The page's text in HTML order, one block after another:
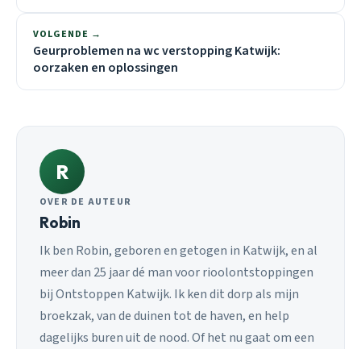
VOLGENDE →
Geurproblemen na wc verstopping Katwijk:
oorzaken en oplossingen
R
OVER DE AUTEUR
Robin
Ik ben Robin, geboren en getogen in Katwijk, en al
meer dan 25 jaar dé man voor rioolontstoppingen
bij Ontstoppen Katwijk. Ik ken dit dorp als mijn
broekzak, van de duinen tot de haven, en help
dagelijks buren uit de nood. Of het nu gaat om een